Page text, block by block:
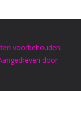
voorbehouden.
door